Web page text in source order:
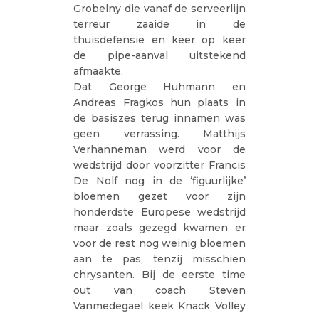
Grobelny die vanaf de serveerlijn
terreur zaaide in de
thuisdefensie en keer op keer
de pipe-aanval uitstekend
afmaakte.
Dat George Huhmann en
Andreas Fragkos hun plaats in
de basiszes terug innamen was
geen verrassing. Matthijs
Verhanneman werd voor de
wedstrijd door voorzitter Francis
De Nolf nog in de ‘figuurlijke’
bloemen gezet voor zijn
honderdste Europese wedstrijd
maar zoals gezegd kwamen er
voor de rest nog weinig bloemen
aan te pas, tenzij misschien
chrysanten. Bij de eerste time
out van coach Steven
Vanmedegael keek Knack Volley